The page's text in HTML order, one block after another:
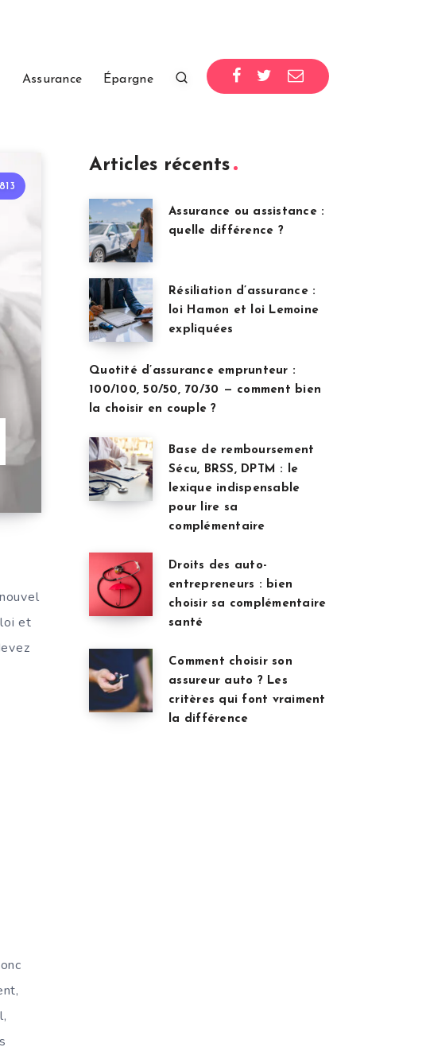
Assurance Épargne
et
Articles récents
Assurance ou assistance :
quelle différence ?
Résiliation d’assurance :
loi Hamon et loi Lemoine
expliquées
Quotité d’assurance emprunteur :
100/100, 50/50, 70/30 — comment bien
la choisir en couple ?
Base de remboursement
Sécu, BRSS, DPTM : le
lexique indispensable
pour lire sa
complémentaire
Droits des auto-
entrepreneurs : bien
choisir sa complémentaire
santé
Comment choisir son
assureur auto ? Les
critères qui font vraiment
la différence